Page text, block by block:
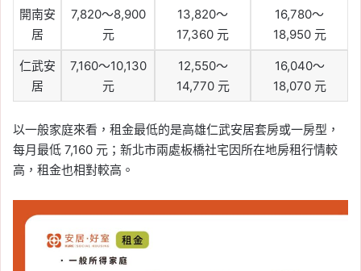
開南安
居
7,820～8,900
元
13,820～
17,360 元
16,780～
18,950 元
仁武安
居
7,160～10,130
元
12,550～
14,770 元
16,040～
18,070 元
以一般家庭來看，租金最低的是高雄仁武安居套房或一房型，
每月最低 7,160 元；新北市兩處板橋社宅因所在地房租行情較
高，租金也相對較高。